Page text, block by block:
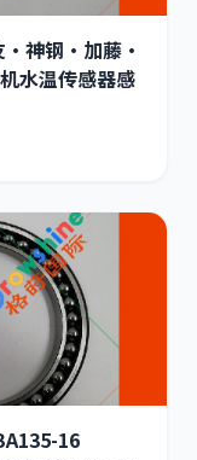
·神钢·加藤·
水温传感器感
16